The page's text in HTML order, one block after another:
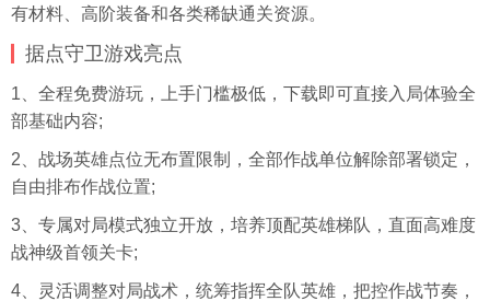
有材料、高阶装备和各类稀缺通关资源。
据点守卫游戏亮点
1、全程免费游玩，上手门槛极低，下载即可直接入局体验全
部基础内容;
2、战场英雄点位无布置限制，全部作战单位解除部署锁定，
自由排布作战位置;
3、专属对局模式独立开放，培养顶配英雄梯队，直面高难度
战神级首领关卡;
4、灵活调整对局战术，统筹指挥全队英雄，把控作战节奏，